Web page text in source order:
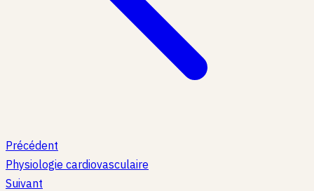
Précédent
Physiologie cardiovasculaire
Suivant